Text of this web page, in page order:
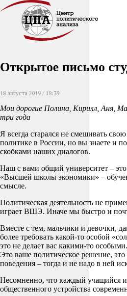
Открытое письмо
18 августа 2019 / 18:39
Мои дорогие Полина, Кирилл, Аня,
три года
Я всегда старался не смешивать
политике в России, но вы знаете и
скобками наших диалогов.
Наш с вами общий университет – это
«Высшей школы экономики» –
смысле.
Политическая деятельность не
играет ВШЭ. Иначе мы быстро и
Вместе с тем, мальчики и девочки,
более требовать какой-то особой
это не делает вас какими-то
Это ваше политическое решение,
поведения – тогда и не надо в ней
Несомненно, что каждый учащийся
общественного устройства